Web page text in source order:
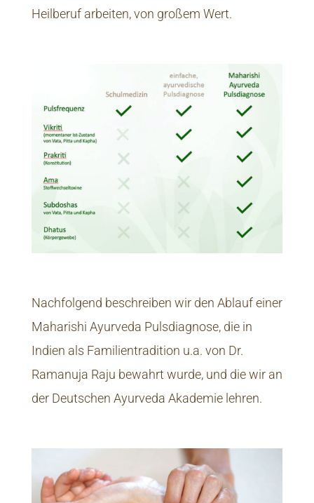
Heilberuf arbeiten, von großem Wert.
Nachfolgend beschreiben wir den Ablauf einer
Maharishi Ayurveda Pulsdiagnose, die in
Indien als Familientradition u.a. von Dr.
Ramanuja Raju bewahrt wurde, und die wir an
der Deutschen Ayurveda Akademie lehren.